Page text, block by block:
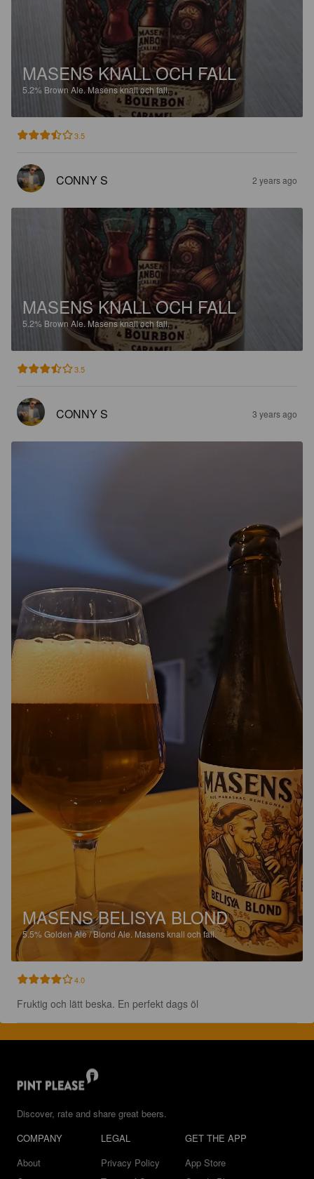
MASENS KNALL OCH FALL
5.2% Brown Ale.Masens knall och fall.
3.5
CONNY S 2 years ago
MASENS KNALL OCH FALL
5.2% Brown Ale.Masens knall och fall.
3.5
CONNY S 3 years ago
MASENS BELISYA BLOND
5.5%Golden Ale / Blond Ale. Masens knall och fall.
4.0
Fruktig och lätt beska. En perfekt dags öl
Discover, rate and share great beers.
COMPANY
About
LEGAL
Privacy Policy
GET THE APP
App Store